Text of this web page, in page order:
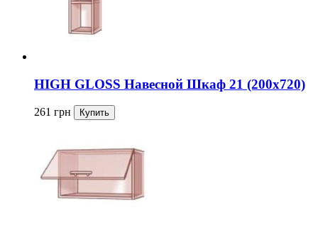
HIGH GLOSS Навесной Шкаф 21 (200x720)
261 грн